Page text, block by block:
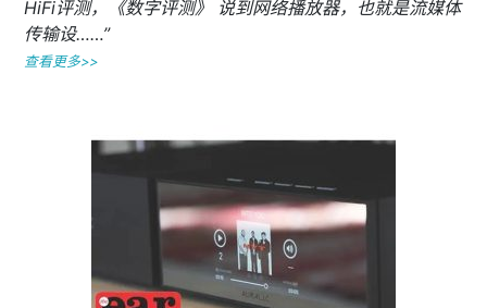
HiFi评测，《数字评测》 说到网络播放器，也就是流媒体
传输设……”
查看更多>>